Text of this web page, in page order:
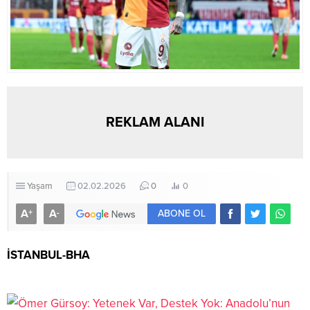
REKLAM ALANI
Yaşam 02.02.2026 0 0
A+ A- ABONE OL
İSTANBUL-BHA